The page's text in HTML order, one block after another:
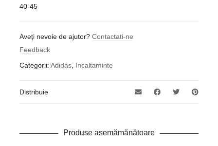
40-45
Aveți nevoie de ajutor? Contactati-ne
Feedback
Categorii: Adidas Incaltaminte
Distribuie
Produse asemămănătoare